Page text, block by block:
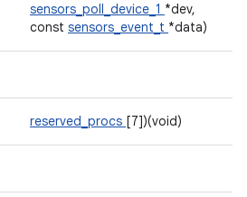
sensors_poll_device_1 *dev,
const sensors_event_t *data)
reserved_procs [7])(void)